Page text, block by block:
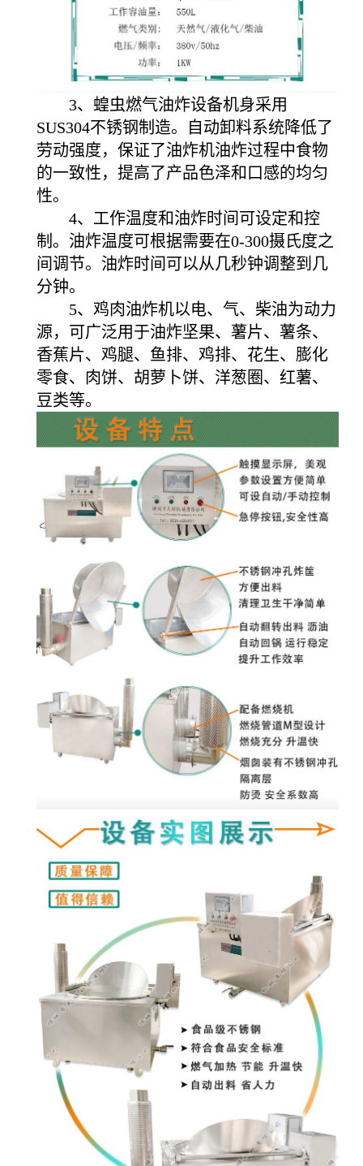
3、蝗虫燃气油炸设备机身采用
SUS304不锈钢制造。自动卸料系统降低了
劳动强度，保证了油炸机油炸过程中食物
的一致性，提高了产品色泽和口感的均匀
性。
4、工作温度和油炸时间可设定和控
制。油炸温度可根据需要在0-300摄氏度之
间调节。油炸时间可以从几秒钟调整到几
分钟。
5、鸡肉油炸机以电、气、柴油为动力
源，可广泛用于油炸坚果、薯片、薯条、
香蕉片、鸡腿、鱼排、鸡排、花生、膨化
零食、肉饼、胡萝卜饼、洋葱圈、红薯、
豆类等。